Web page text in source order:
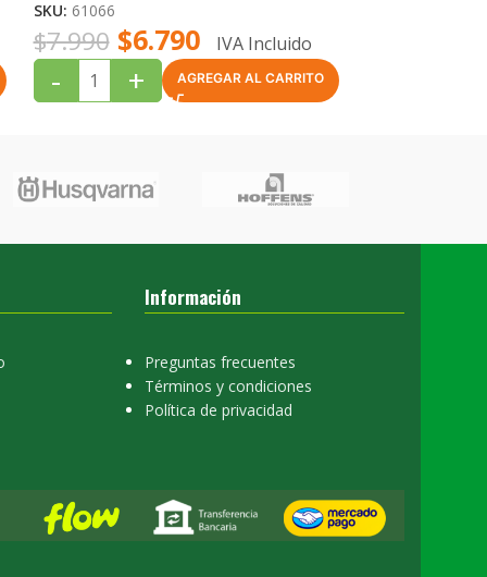
SKU: 61066
$7.990 $6.790 IVA Incluido
- + AGREGAR AL CARRITO
Información
Preguntas frecuentes
Términos y condiciones
Política de privacidad